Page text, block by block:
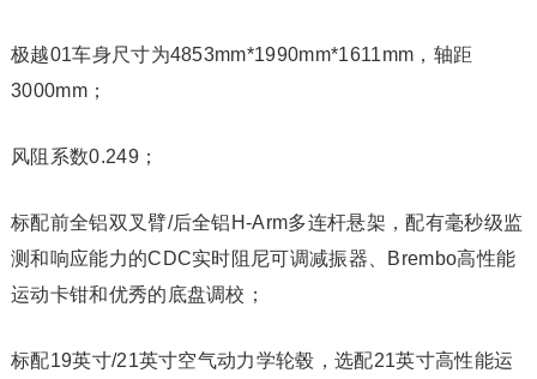
极越01车身尺寸为4853mm*1990mm*1611mm，轴距
3000mm；
风阻系数0.249；
标配前全铝双叉臂/后全铝H-Arm多连杆悬架，配有毫秒级监
测和响应能力的CDC实时阻尼可调减振器、Brembo高性能
运动卡钳和优秀的底盘调校；
标配19英寸/21英寸空气动力学轮毂，选配21英寸高性能运